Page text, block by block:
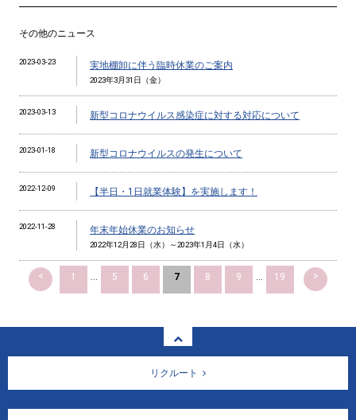
その他のニュース
2023-03-23 実地棚卸に伴う臨時休業のご案内
2023年3月31日（金）
2023-03-13 新型コロナウイルス感染症に対する対応について
2023-01-18 新型コロナウイルスの発生について
2022-12-09 【半日・1日就業体験】を実施します！
2022-11-28 年末年始休業のお知らせ
2022年12月28日（水）～2023年1月4日（水）
< 1 5 6 7 8 9 19 >
リクルート